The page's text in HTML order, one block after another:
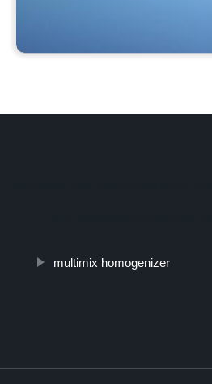
multimix homogenizer